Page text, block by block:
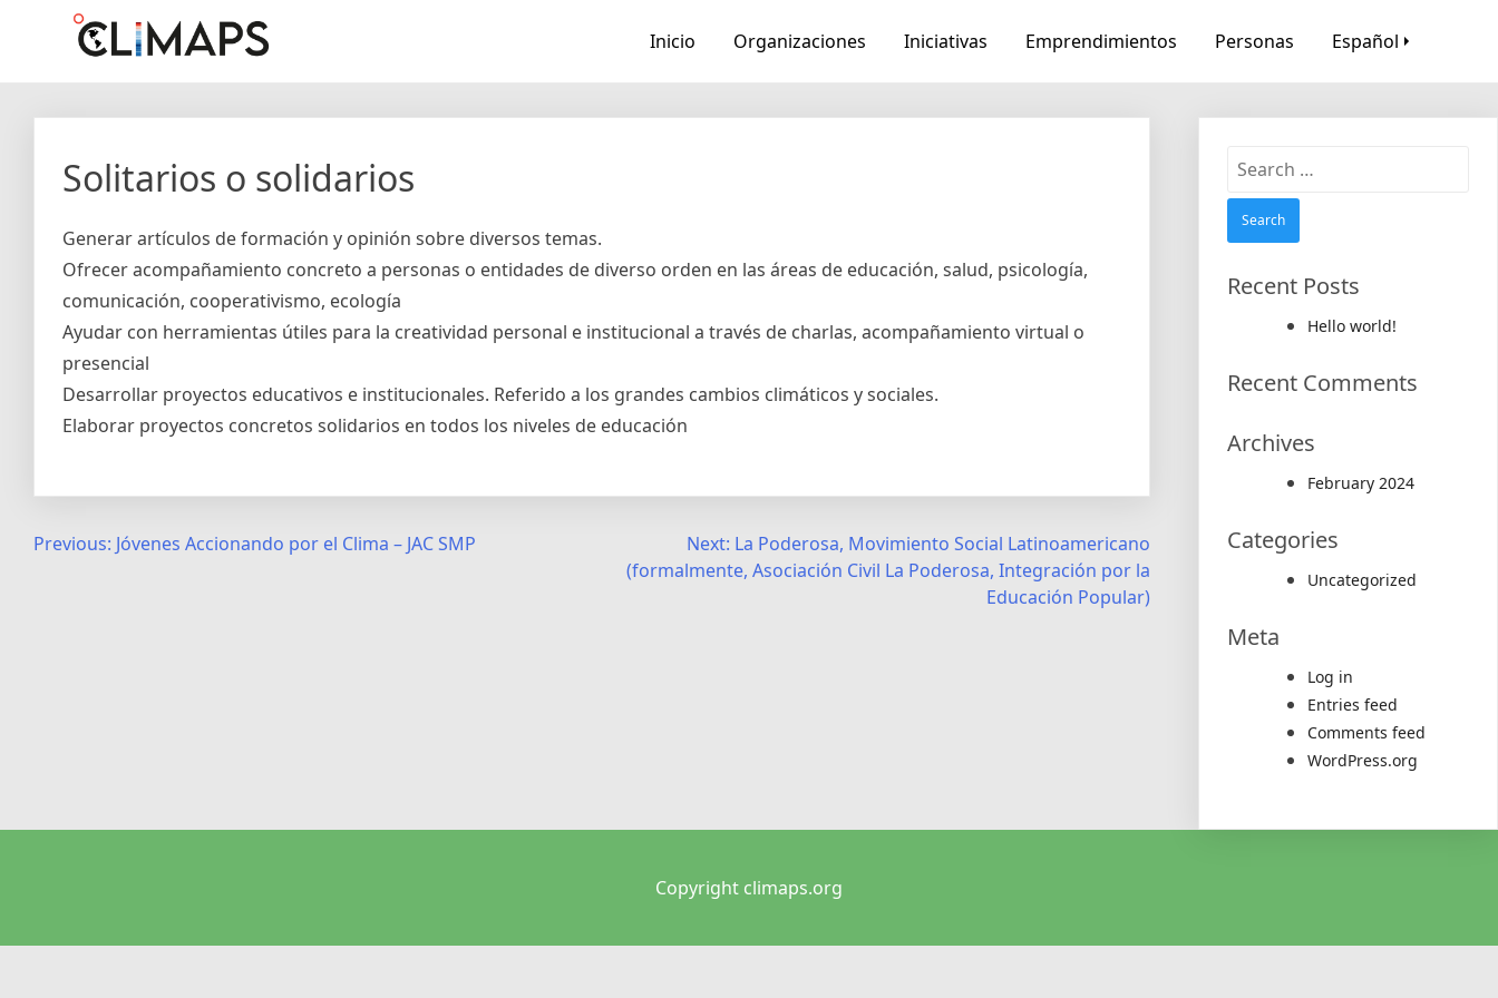
Climaps.org
Mapas de acción climática en Latinoamérica y el caribe
Inicio Organizaciones Iniciativas Emprendimientos Personas Español
Solitarios o solidarios
Generar artículos de formación y opinión sobre diversos temas.
Ofrecer acompañamiento concreto a personas o entidades de diverso orden en las áreas de educación, salud, psicología,
comunicación, cooperativismo, ecología
Ayudar con herramientas útiles para la creatividad personal e institucional a través de charlas, acompañamiento virtual o
presencial
Desarrollar proyectos educativos e institucionales. Referido a los grandes cambios climáticos y sociales.
Elaborar proyectos concretos solidarios en todos los niveles de educación
PostPrevious: Jóvenes Accionando por el Clima – JAC SMP Next: La Poderosa, Movimiento Social Latinoamericano
(formalmente, Asociación Civil La Poderosa, Integración por la
Educación Popular)
Search
Recent Posts
Hello world!
Recent Comments
Archives
February 2024
Categories
Uncategorized
Meta
Log in
Entries feed
Comments feed
WordPress.org
Copyright climaps.org